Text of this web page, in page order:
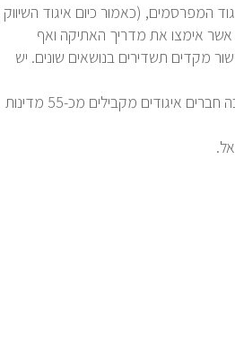
המפרסמים, (כאמור כיום איגוד השיווק
אימצו את מדריך האתיקה ואף
מקדים תשדירים בנושאים שונים. יש
. אשר בה חברים איגודים מקבילים מכ-55 מדינות